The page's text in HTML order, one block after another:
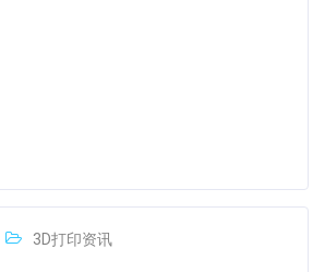
3D打印资讯